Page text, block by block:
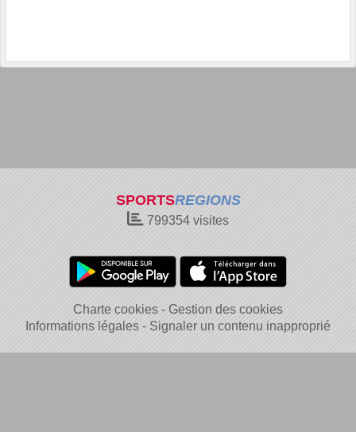
SPORTSREGIONS
799354 visites
Charte cookies
Gestion des cookies
Informations légales
Signaler un contenu inapproprié